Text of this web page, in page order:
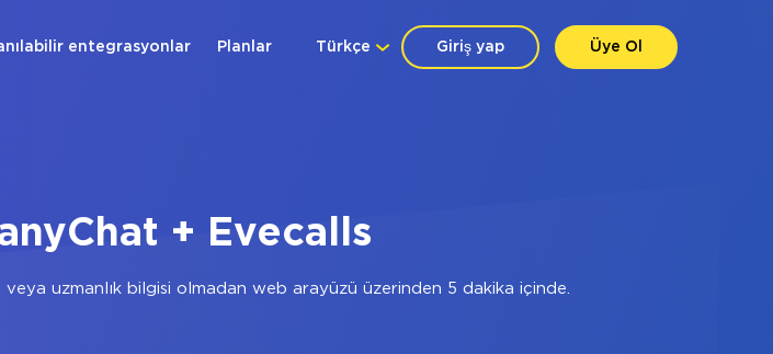
Giriş yap Üye Ol
Türkçe
entegrasyonlar Planlar
+ Evecalls
uzmanlık bilgisi olmadan web arayüzü üzerinden 5 dakika içinde.